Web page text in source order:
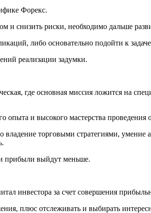
Форекс.
и снизить риски, необходимо дальше
либо основательно подойти к
реализации задумки.
где основная миссия ложится на
опыта и высокого мастерства проведения
торговыми стратегиями, умение
и прибыли выйдут меньше.
инвестора за счет совершения
плюс отслеживать и выбирать